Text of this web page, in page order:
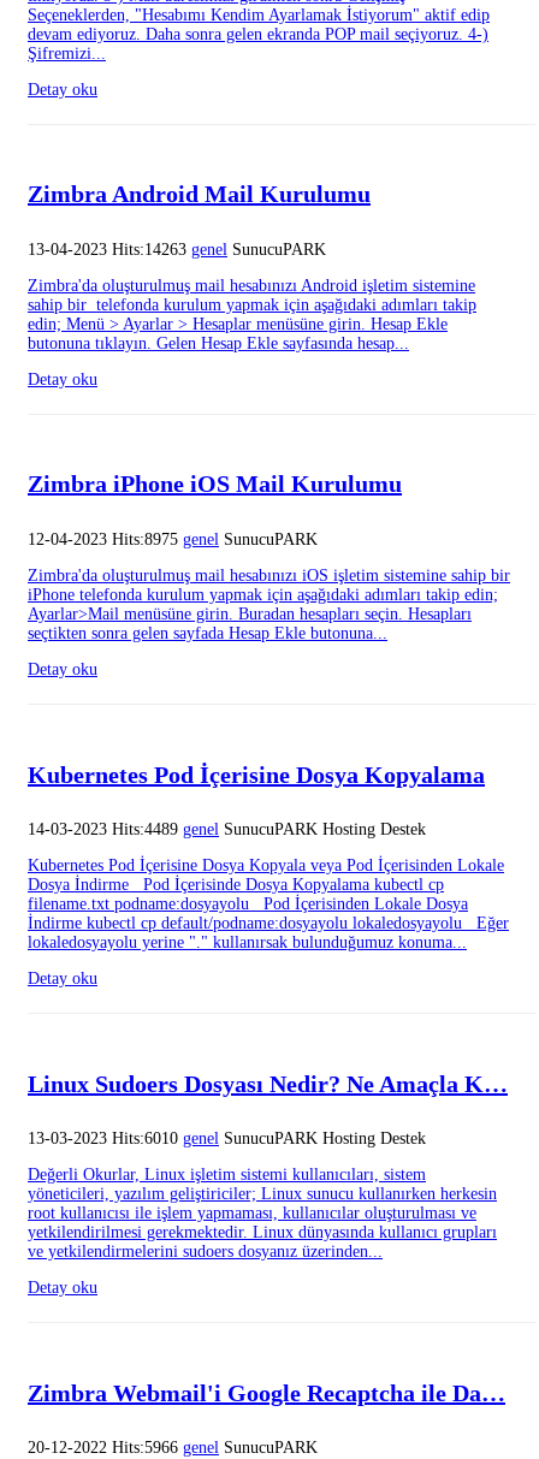
Seçeneklerden, "Hesabımı Kendim Ayarlamak İstiyorum" aktif edip
devam ediyoruz. Daha sonra gelen ekranda POP mail seçiyoruz. 4-)
Şifremizi...
Detay oku
Zimbra Android Mail Kurulumu
13-04-2023 Hits:14263 genel SunucuPARK
Zimbra'da oluşturulmuş mail hesabınızı Android işletim sistemine
sahip bir telefonda kurulum yapmak için aşağıdaki adımları takip
edin; Menü > Ayarlar > Hesaplar menüsüne girin. Hesap Ekle
butonuna tıklayın. Gelen Hesap Ekle sayfasında hesap...
Detay oku
Zimbra iPhone iOS Mail Kurulumu
12-04-2023 Hits:8975 genel SunucuPARK
Zimbra'da oluşturulmuş mail hesabınızı iOS işletim sistemine sahip bir
iPhone telefonda kurulum yapmak için aşağıdaki adımları takip edin;
Ayarlar>Mail menüsüne girin. Buradan hesapları seçin. Hesapları
seçtikten sonra gelen sayfada Hesap Ekle butonuna...
Detay oku
Kubernetes Pod İçerisine Dosya Kopyalama
14-03-2023 Hits:4489 genel SunucuPARK Hosting Destek
Kubernetes Pod İçerisine Dosya Kopyala veya Pod İçerisinden Lokale
Dosya İndirme Pod İçerisinde Dosya Kopyalama kubectl cp
filename.txt podname:dosyayolu Pod İçerisinden Lokale Dosya
İndirme kubectl cp default/podname:dosyayolu lokaledosyayolu Eğer
lokaledosyayolu yerine "." kullanırsak bulunduğumuz konuma...
Detay oku
Linux Sudoers Dosyası Nedir? Ne Amaçla K…
13-03-2023 Hits:6010 genel SunucuPARK Hosting Destek
Değerli Okurlar, Linux işletim sistemi kullanıcıları, sistem
yöneticileri, yazılım geliştiriciler; Linux sunucu kullanırken herkesin
root kullanıcısı ile işlem yapmaması, kullanıcılar oluşturulması ve
yetkilendirilmesi gerekmektedir. Linux dünyasında kullanıcı grupları
ve yetkilendirmelerini sudoers dosyanız üzerinden...
Detay oku
Zimbra Webmail'i Google Recaptcha ile Da…
20-12-2022 Hits:5966 genel SunucuPARK